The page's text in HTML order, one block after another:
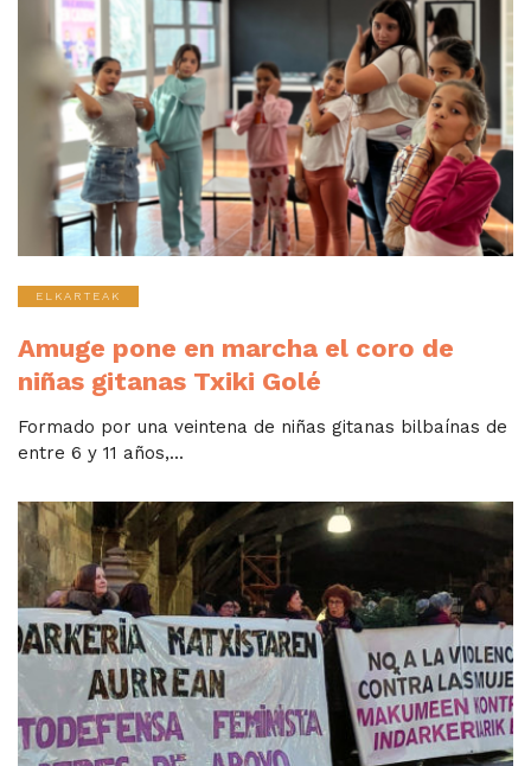
ELKARTEAK
Amuge pone en marcha el coro de
niñas gitanas Txiki Golé
Formado por una veintena de niñas gitanas bilbaínas de
entre 6 y 11 años,...